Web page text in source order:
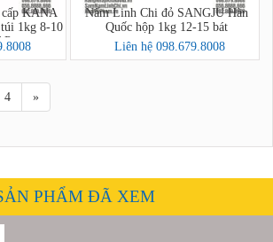
KANA
1kg 8-10
Nấm Linh Chi đỏ SANGJU Hàn
Quốc hộp 1kg 12-15 bát
Liên hệ 098.679.8008
4 »
PHẨM ĐÃ XEM